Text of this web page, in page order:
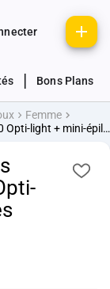
Bons Plans
Femme
Epilateur Electrique Philips BRP531/00 Series 4000 Opti-light + mini-épilateur zones sensibles